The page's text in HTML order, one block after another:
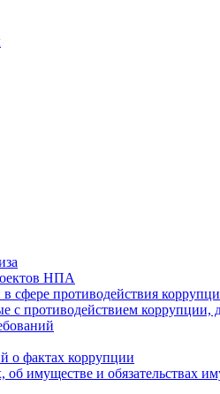
НПА
сфере противодействия
с противодействием коррупции,
о фактах коррупции
об имуществе и обязательствах